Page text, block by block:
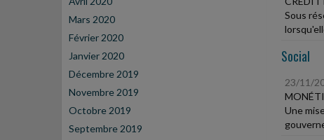
Mars 2020
Février 2020
Janvier 2020
Décembre 2019
Novembre 2019
Octobre 2019
Septembre 2019
Sous
Social
23/11/
Une